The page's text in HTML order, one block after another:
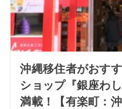
沖縄移住者がおす
ショップ『銀座わ
満載！【有楽町：沖